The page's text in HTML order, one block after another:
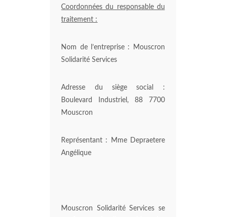
Coordonnées du responsable du
traitement :
Nom de l’entreprise : Mouscron
Solidarité Services
Adresse du siège social :
Boulevard Industriel, 88 7700
Mouscron
Représentant : Mme Depraetere
Angélique
Mouscron Solidarité Services se